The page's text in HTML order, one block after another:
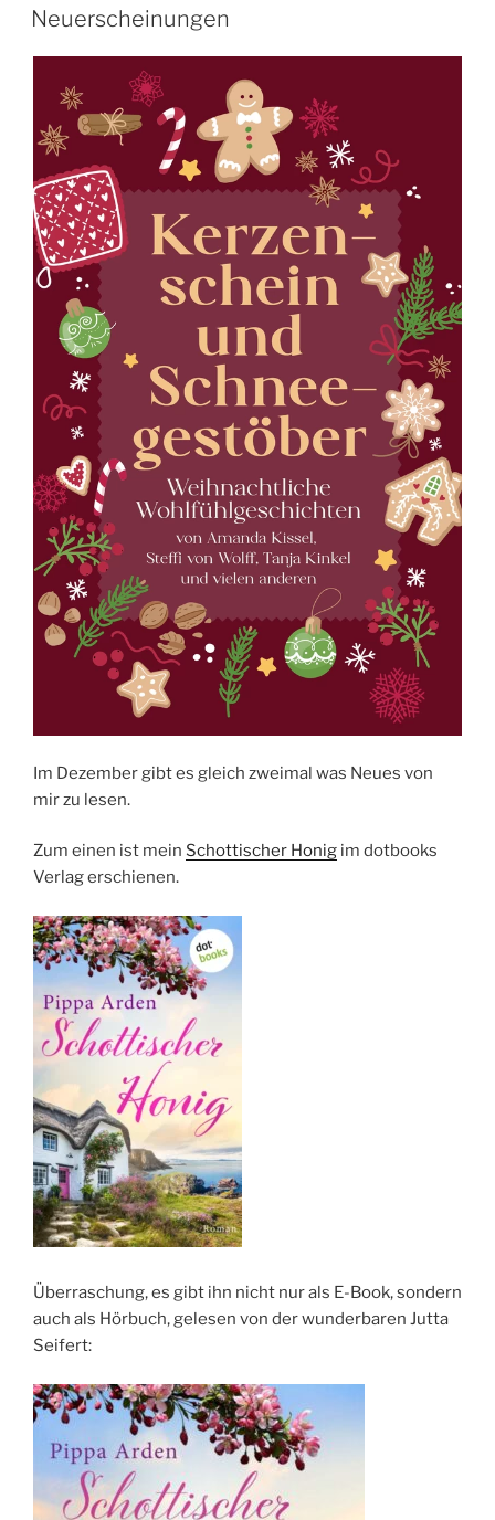
AM
Neuerscheinungen
Im Dezember gibt es gleich zweimal was Neues von
mir zu lesen.
Zum einen ist mein Schottischer Honig im dotbooks
Verlag erschienen.
Überraschung, es gibt ihn nicht nur als E-Book, sondern
auch als Hörbuch, gelesen von der wunderbaren Jutta
Seifert: